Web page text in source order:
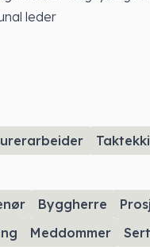
leder
Byggherre
Meddommer